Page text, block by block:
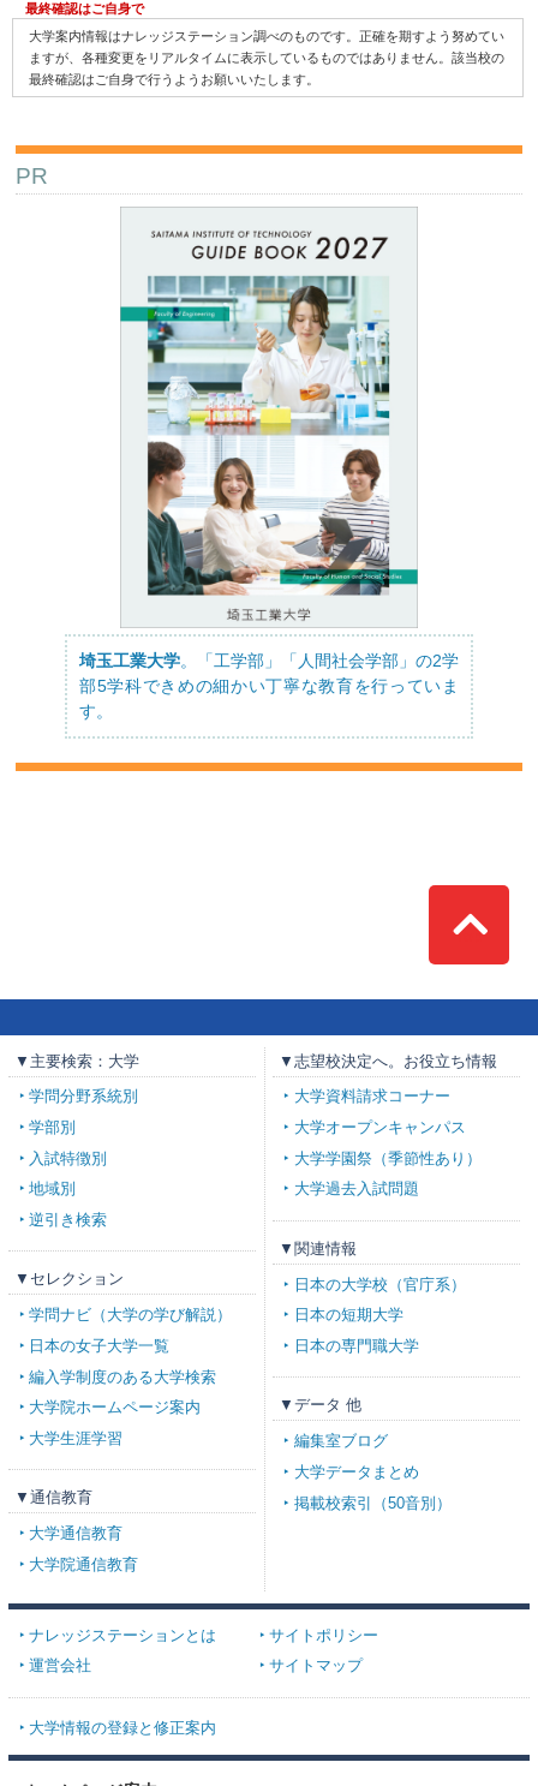
最終確認はご自身で
大学案内情報はナレッジステーション調べのものです。正確を期すよう努めてい
ますが、各種変更をリアルタイムに表示しているものではありません。該当校の
最終確認はご自身で行うようお願いいたします。
PR
埼玉工業大学。「工学部」「人間社会学部」の2学
部5学科できめの細かい丁寧な教育を行っていま
す。
Top
▼主要検索：大学
学問分野系統別
学部別
入試特徴別
地域別
逆引き検索
▼セレクション
学問ナビ（大学の学び解説）
日本の女子大学一覧
編入学制度のある大学検索
大学院ホームページ案内
大学生涯学習
▼通信教育
大学通信教育
大学院通信教育
▼志望校決定へ。お役立ち情報
大学資料請求コーナー
大学オープンキャンパス
大学学園祭（季節性あり）
大学過去入試問題
▼関連情報
日本の大学校（官庁系）
日本の短期大学
日本の専門職大学
▼データ 他
編集室ブログ
大学データまとめ
掲載校索引（50音別）
ナレッジステーションとは
サイトポリシー
運営会社
サイトマップ
大学情報の登録と修正案内